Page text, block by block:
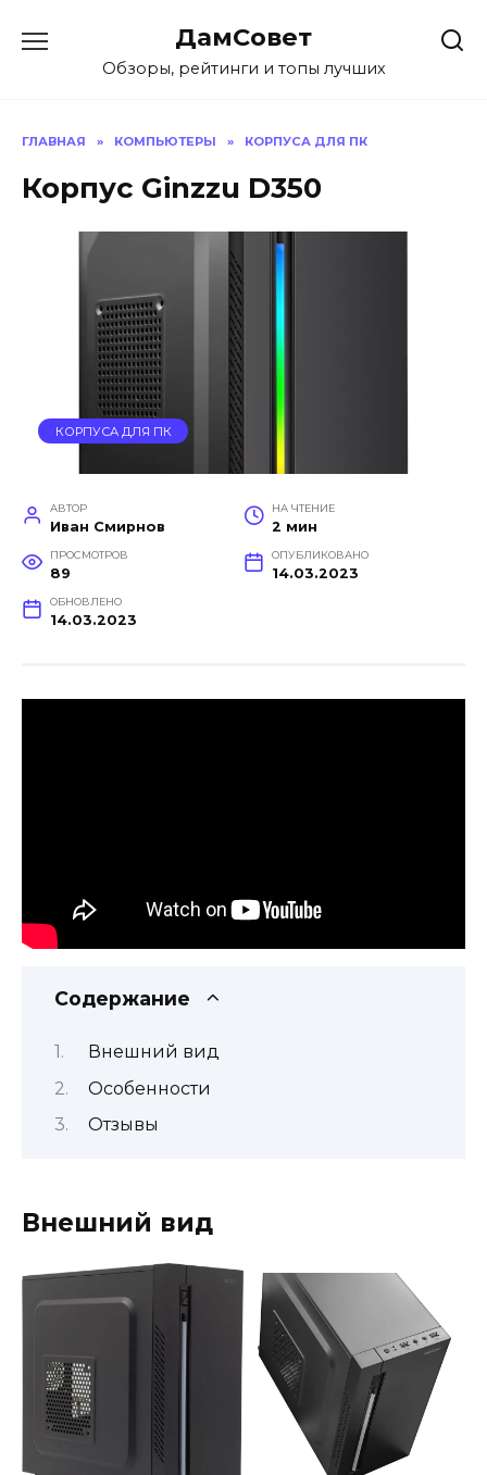
содержанию
ДамСовет
Обзоры, рейтинги и топы лучших
ГЛАВНАЯ » КОМПЬЮТЕРЫ » КОРПУСА ДЛЯ ПК
Корпус Ginzzu D350
КОРПУСА ДЛЯ ПК
АВТОР
Иван Смирнов
НА ЧТЕНИЕ
2 мин
ПРОСМОТРОВ
89
ОПУБЛИКОВАНО
14.03.2023
ОБНОВЛЕНО
14.03.2023
Содержание
Внешний вид
Особенности
Отзывы
Внешний вид